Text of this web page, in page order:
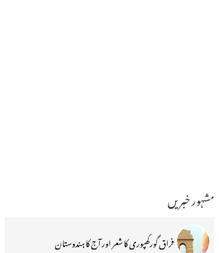
مشہور خبریں
فراق گورکھپوری کا شعر اور آج کا ہندوستان